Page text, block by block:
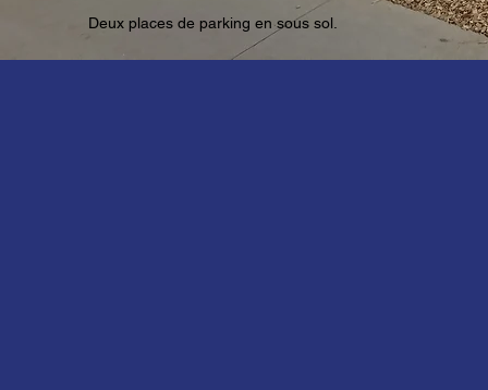
Deux places de parking en sous sol.